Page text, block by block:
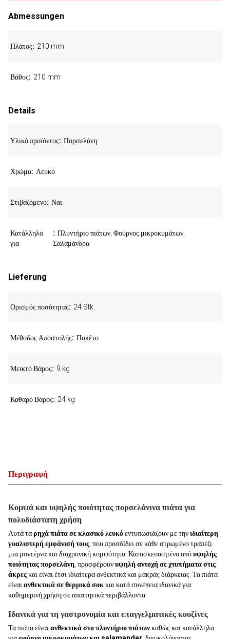
Περιγραφή
Κομψά και υψηλής ποιότητας πορσελάνινα πιάτα για
πολυδιάστατη χρήση
Αυτά ταρηχά πιάτα σε κλασικό λευκόεντυπωσιάζουν με τηνιδιαίτερη
γυαλιστερή εμφάνισή τους , που προσδίδει σε κάθε στρωμένο τραπέζι
μια μοντέρνα και διαχρονική κομψότητα. Κατασκευασμένα απόυψηλής
ποιότητας πορσελάνη , προσφέρουνυψηλή αντοχή σε χτυπήματα στις
άκρεςκαι είναι έτσι ιδιαίτερα ανθεκτικά και μακράς διάρκειας. Τα πιάτα
είναι ανθεκτικά σε θερμικά σοκκαι κατά συνέπεια ιδανικά για
καθημερινή χρήση σε απαιτητικά περιβάλλοντα.
Ιδανικά για τη γαστρονομία και επαγγελματικές κουζίνες
Τα πιάτα είναι ανθεκτικά στο πλυντήριο πιάτωνκαθώς και κατάλληλα
Abmessungen
Πλάτος 210 mm
Βάθος 210 mm
Details
Υλικό προϊόντος Πορσελάνη
Χρώμα Λευκό
Στιβαζόμενο Ναι
Κατάλληλο
για
Πλυντήριο πιάτων, Φούρνος μικροκυμάτων,
Σαλαμάνδρα
Lieferung
Ορισμός ποσότητας 24 Stk.
Μέθοδος Αποστολής Πακέτο
Μεικτό Βάρος 9 kg
Καθαρό Βάρος 24 kg